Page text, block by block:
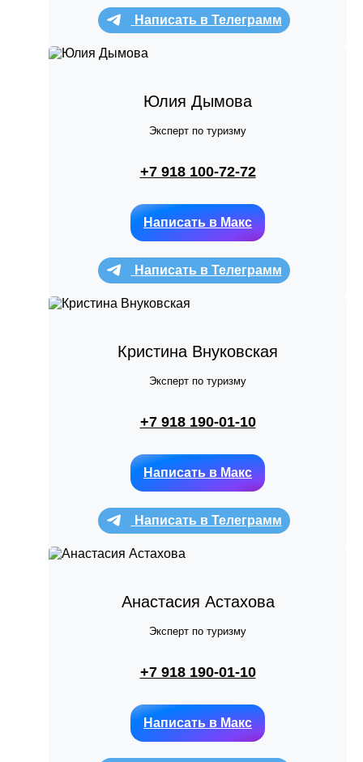
Написать в Телеграмм
Юлия Дымова
Эксперт по туризму
+7 918 100-72-72
Написать в Макс
Написать в Телеграмм
Кристина Внуковская
Эксперт по туризму
+7 918 190-01-10
Написать в Макс
Написать в Телеграмм
Анастасия Астахова
Эксперт по туризму
+7 918 190-01-10
Написать в Макс